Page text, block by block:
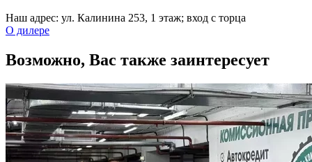
Наш адрес: ул. Калинина 253, ​1 этаж; вход с торца
О дилере
Возможно, Вас также заинтересует